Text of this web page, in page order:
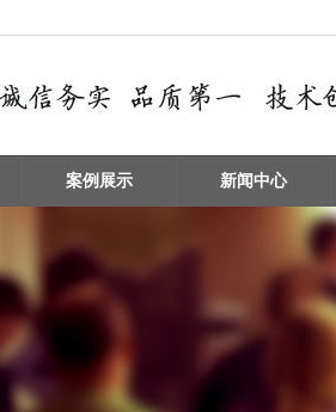
案例展示 新闻中心